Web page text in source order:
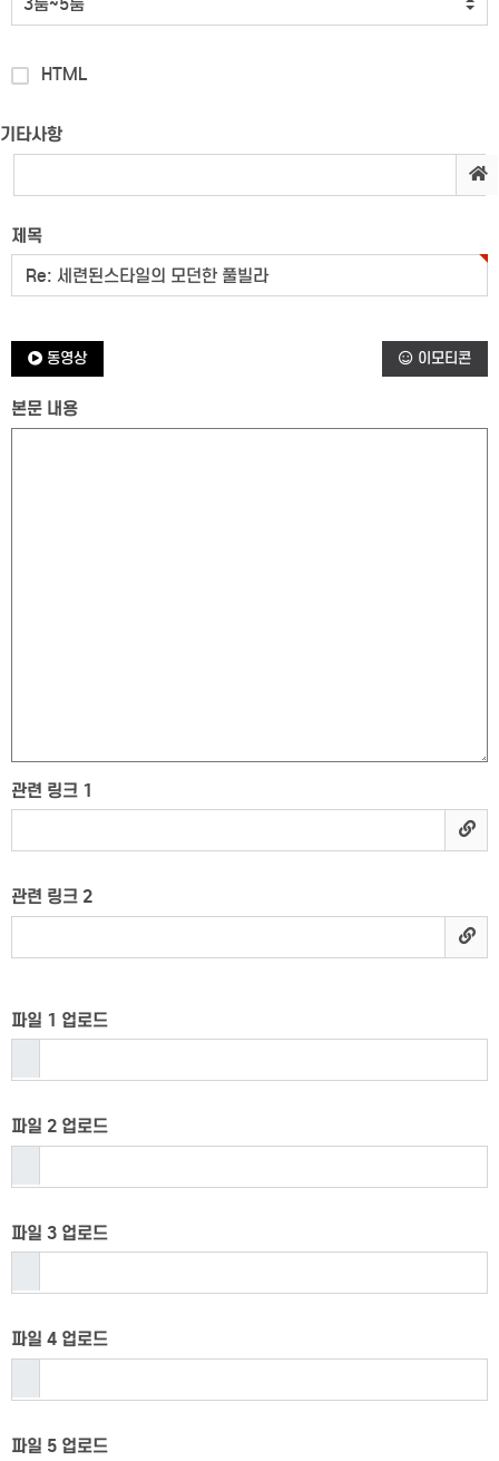
HTML
기타사항
제목
동영상 이모티콘
본문 내용
관련 링크 1
관련 링크 2
파일 1 업로드
파일 2 업로드
파일 3 업로드
파일 4 업로드
파일 5 업로드